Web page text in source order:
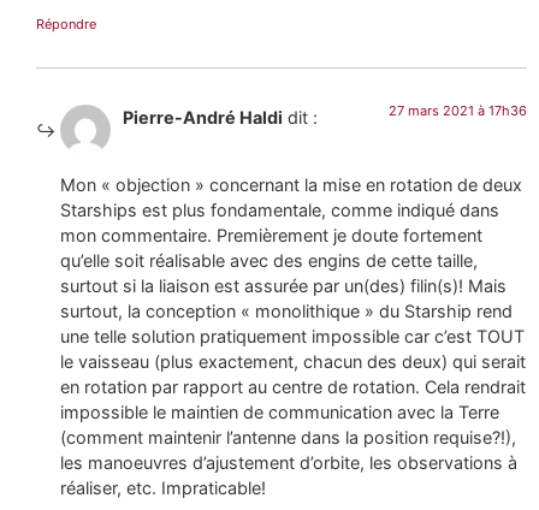
Répondre
Pierre-André Haldi dit : 27 mars 2021 à 17h36
Mon « objection » concernant la mise en rotation de deux
Starships est plus fondamentale, comme indiqué dans
mon commentaire. Premièrement je doute fortement
qu’elle soit réalisable avec des engins de cette taille,
surtout si la liaison est assurée par un(des) filin(s)! Mais
surtout, la conception « monolithique » du Starship rend
une telle solution pratiquement impossible car c’est TOUT
le vaisseau (plus exactement, chacun des deux) qui serait
en rotation par rapport au centre de rotation. Cela rendrait
impossible le maintien de communication avec la Terre
(comment maintenir l’antenne dans la position requise?!),
les manoeuvres d’ajustement d’orbite, les observations à
réaliser, etc. Impraticable!